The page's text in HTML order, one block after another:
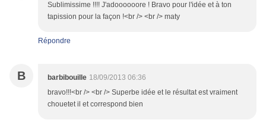
Sublimissime !!!! J'adoooooore ! Bravo pour l'idée et à ton
tapission pour la façon !<br /> <br /> maty
Répondre
B barbibouille 18/09/2013 06:36
bravo!!!<br /> <br /> Superbe idée et le résultat est vraiment
chouetet il et correspond bien